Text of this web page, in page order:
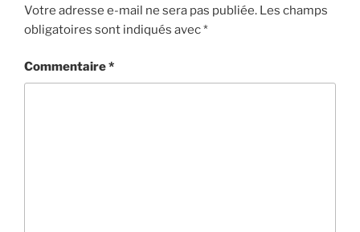
Votre adresse e-mail ne sera pas publiée. Les champs
obligatoires sont indiqués avec*
Commentaire*